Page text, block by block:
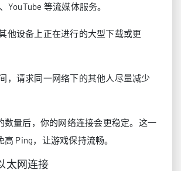
YouTube 等流媒体服务。
他设备上正在进行的大型下载或更
，请求同一网络下的其他人尽量减少
数量后，你的网络连接会更稳定。这一
Ping，让游戏保持流畅。
太网连接